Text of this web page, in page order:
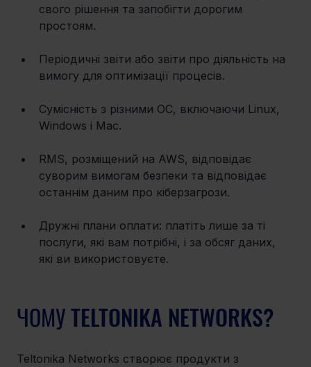
свого рішення та запобігти дорогим
простоям.
Періодичні звіти або звіти про діяльність на
вимогу для оптимізації процесів.
Сумісність з різними ОС, включаючи Linux,
Windows і Mac.
RMS, розміщений на AWS, відповідає
суворим вимогам безпеки та відповідає
останнім даним про кіберзагрози.
Дружні плани оплати: платіть лише за ті
послуги, які вам потрібні, і за обсяг даних,
які ви використовуєте.
ЧОМУ TELTONIKA NETWORKS?
Teltonika Networks створює продукти з